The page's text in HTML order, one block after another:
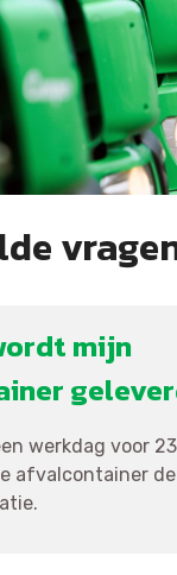
mijn
werkdag voor
afvalcontainer